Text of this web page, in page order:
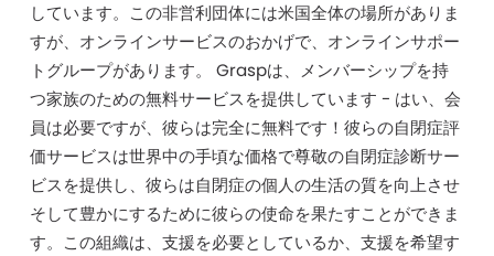
しています。この非営利団体には米国全体の場所がありま
すが、オンラインサービスのおかげで、オンラインサポー
トグループがあります。 Graspは、メンバーシップを持
つ家族のための無料サービスを提供しています - はい、会
員は必要ですが、彼らは完全に無料です！彼らの自閉症評
価サービスは世界中の手頃な価格で尊敬の自閉症診断サー
ビスを提供し、彼らは自閉症の個人の生活の質を向上させ
そして豊かにするために彼らの使命を果たすことができま
す。この組織は、支援を必要としているか、支援を希望す